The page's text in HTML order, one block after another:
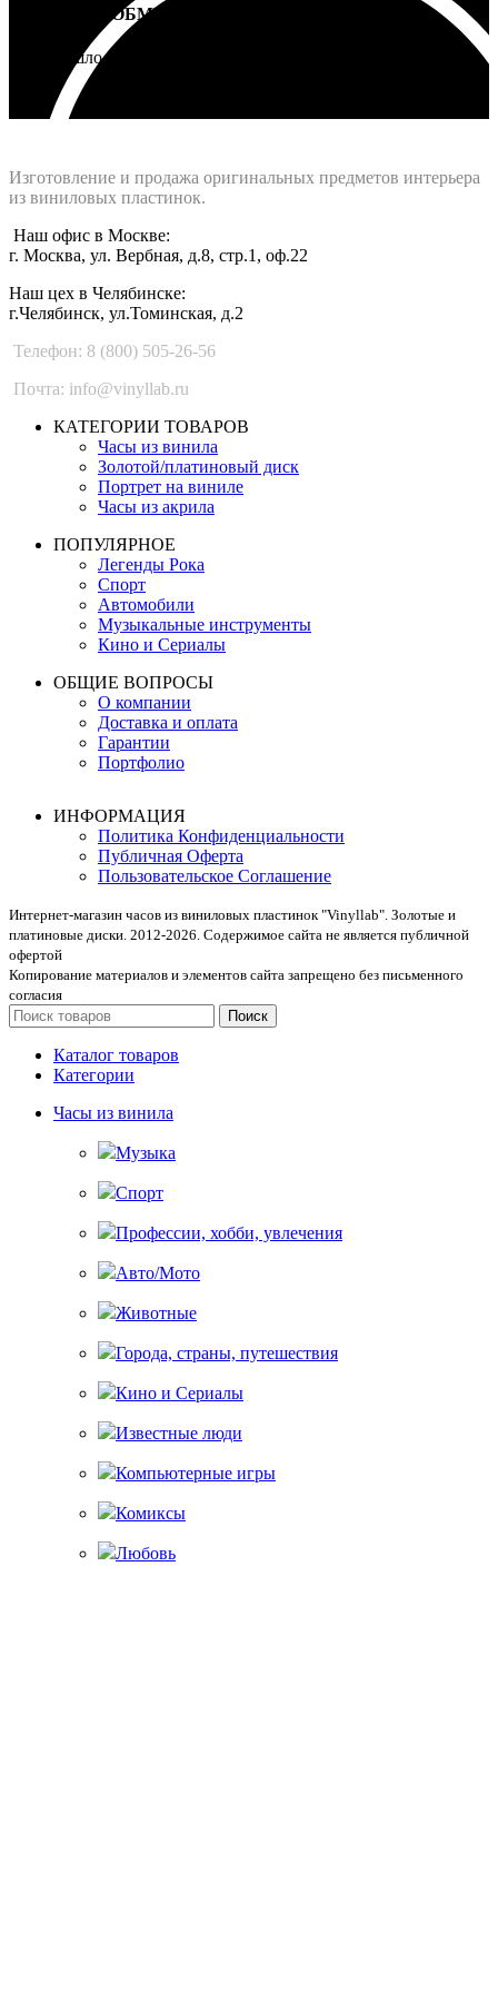
ВОЗВРАТ И ОБМЕН
Не подошло - вернем деньги
Изготовление и продажа оригинальных предметов интерьера
из виниловых пластинок.
Наш офис в Москве:
г. Москва, ул. Вербная, д.8, стр.1, оф.22
Наш цех в Челябинске:
г.Челябинск, ул.Томинская, д.2
Телефон: 8 (800) 505-26-56
Почта: info@vinyllab.ru
КАТЕГОРИИ ТОВАРОВ
Часы из винила
Золотой/платиновый диск
Портрет на виниле
Часы из акрила
ПОПУЛЯРНОЕ
Легенды Рока
Спорт
Автомобили
Музыкальные инструменты
Кино и Сериалы
ОБЩИЕ ВОПРОСЫ
О компании
Доставка и оплата
Гарантии
Портфолио
ИНФОРМАЦИЯ
Политика Конфиденциальности
Публичная Оферта
Пользовательское Соглашение
Интернет-магазин часов из виниловых пластинок "Vinyllab". Золотые и
платиновые диски. 2012-2026. Содержимое сайта не является публичной
офертой
Копирование материалов и элементов сайта запрещено без письменного
согласия
Поиск
Каталог товаров
Категории
Часы из винила
Музыка
Спорт
Профессии, хобби, увлечения
Авто/Мото
Животные
Города, страны, путешествия
Кино и Сериалы
Известные люди
Компьютерные игры
Комиксы
Любовь